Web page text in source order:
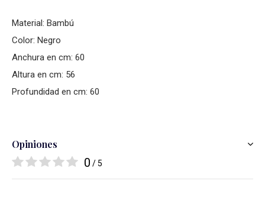
Material: Bambú
Color: Negro
Anchura en cm: 60
Altura en cm: 56
Profundidad en cm: 60
Opiniones
0 / 5